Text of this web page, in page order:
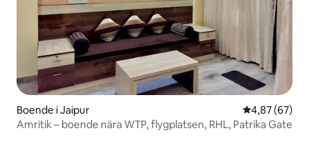
Boende i Jaipur 4,87 av 5 i
4,87 (67)
Amritik – boende nära WTP, flygplatsen, RHL, Patrika Gate